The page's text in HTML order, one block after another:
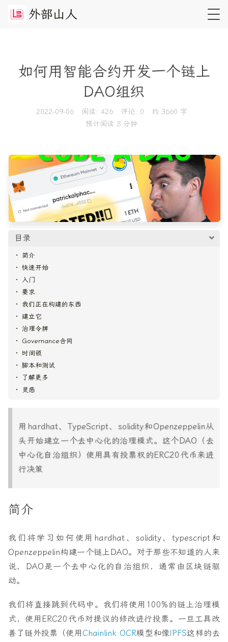
外部山 人
如何用智能合约开发一个链上
DAO组织
2022-09-06 阅读: 426 评论: 0
约 3660 字
预计阅读 8 分钟
目录
简介
快速开始
入门
要求
我们正在构建的东西
建立它
治理令牌
Governance合同
时间锁
脚本和测试
了解更多
灵感
用hardhat、TypeScript、solidity和Openzeppelin从
头开始建立一个去中心化的治理模式。这个DAO（去
中心化自治组织）使用具有投票权的ERC20代币来进
行决策
简介
我们将学习如何使用hardhat、solidity、typescript和
Openzeppelin构建一个链上DAO。对于那些不知道的人来
说，DAO是一个去中心化的自治组织，通常由区块链驱
动。
我们将直接跳到代码中。我们将使用100%的链上治理模
式，使用ERC20代币对提议的修改进行投票。一旦工具改
善了链外投票（使用 Chainlink OCR模型和像 IPFS这样的去